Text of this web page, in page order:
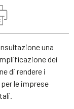
una
dei
di rendere i
le imprese